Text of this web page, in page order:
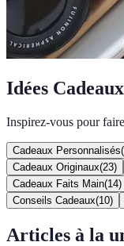
Idées
Inspirez-vous pour
Cadeaux Personnalisés(
Cadeaux Originaux(23)
Cadeaux Faits Main(14)
Conseils Cadeaux(10)
Articles à la